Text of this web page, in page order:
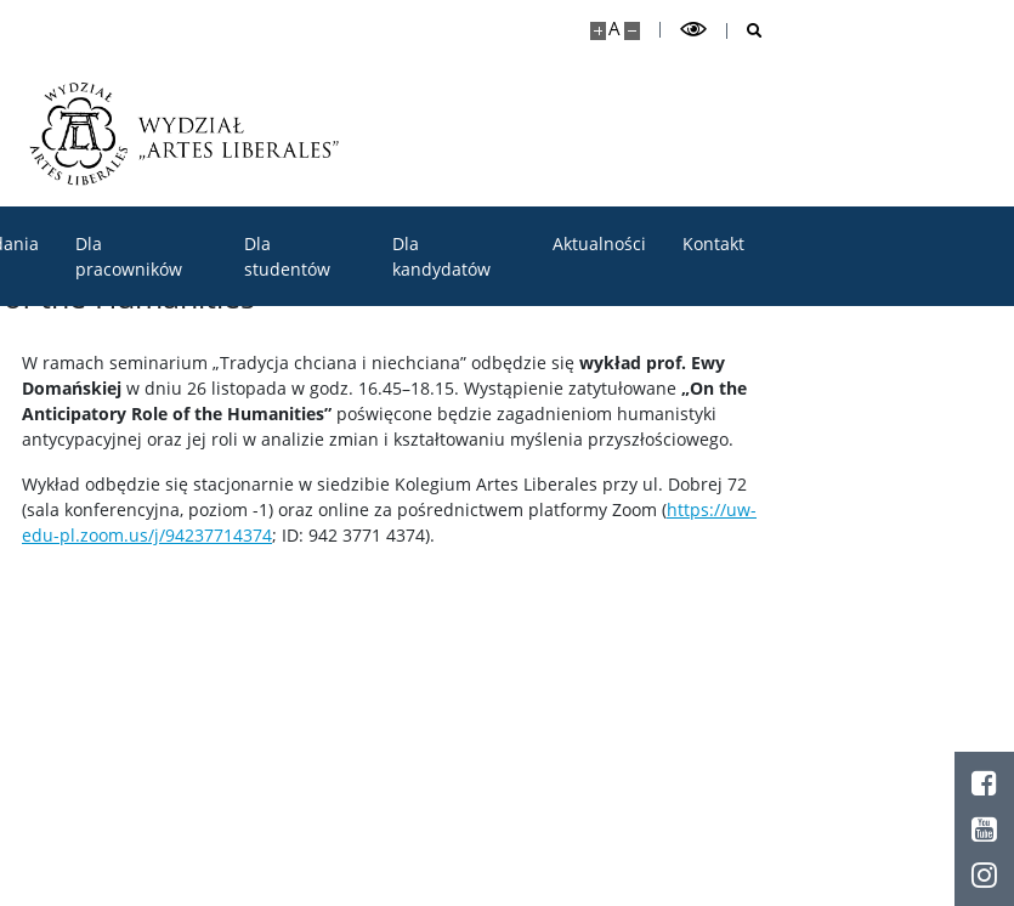
A
Dla
pracowników
Dla
studentów
Dla
kandydatów
Aktualności Kontakt
the Humanities
W ramach seminarium „Tradycja chciana i niechciana” odbędzie się wykład prof. Ewy
Domańskiejw dniu 26 listopada w godz. 16.45–18.15. Wystąpienie zatytułowane „On the
Anticipatory Role of the Humanities”poświęcone będzie zagadnieniom humanistyki
antycypacyjnej oraz jej roli w analizie zmian i kształtowaniu myślenia przyszłościowego.
Wykład odbędzie się stacjonarnie w siedzibie Kolegium Artes Liberales przy ul. Dobrej 72
(sala konferencyjna, poziom -1) oraz online za pośrednictwem platformy Zoom (https://uw-
edu-pl.zoom.us/j/94237714374; ID: 942 3771 4374).